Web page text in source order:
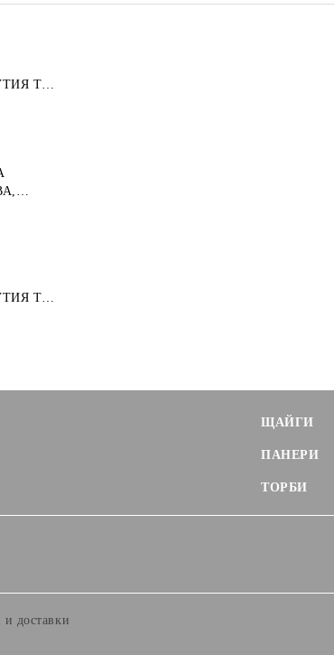
ТИП
ТИП
ЩАЙГИ
ПАНЕРИ
ТОРБИ
доставки